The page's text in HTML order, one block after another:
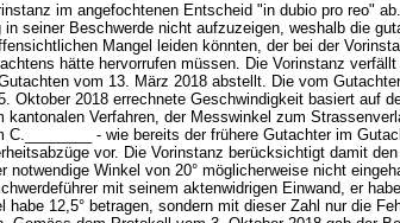
im angefochtenen Entscheid "in dubio pro reo"
in seiner Beschwerde nicht aufzuzeigen, weshalb die
Mangel leiden könnten, der bei der
hätte hervorrufen müssen. Die Vorinstanz
vom 13. März 2018 abstellt. Die vom
Oktober 2018 errechnete Geschwindigkeit basiert auf
kantonalen Verfahren, der Messwinkel zum
C.________ - wie bereits der frühere Gutachter im
vor. Die Vorinstanz berücksichtigt damit
notwendige Winkel von 20° möglicherweise nicht
mit seinem aktenwidrigen Einwand, er
habe 12,5° betragen, sondern mit dieser Zahl nur die